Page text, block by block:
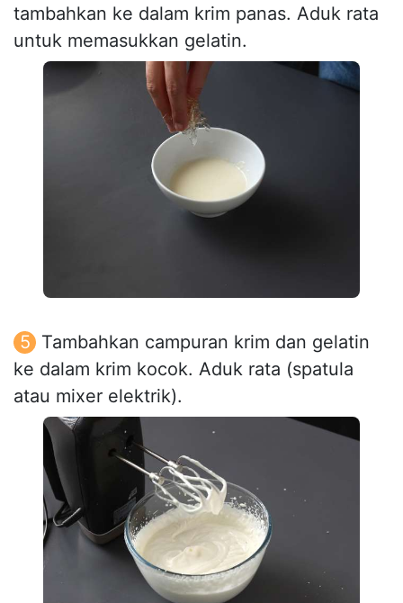
tambahkan ke dalam krim panas. Aduk rata
untuk memasukkan gelatin.
Tambahkan campuran krim dan gelatin
ke dalam krim kocok. Aduk rata (spatula
atau mixer elektrik).